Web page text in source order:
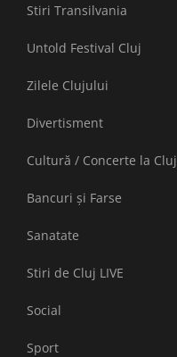
Stiri Transilvania
Untold Festival Cluj
Zilele Clujului
Divertisment
Cultură / Concerte la Cluj
Bancuri și Farse
Sanatate
Stiri de Cluj LIVE
Social
Sport